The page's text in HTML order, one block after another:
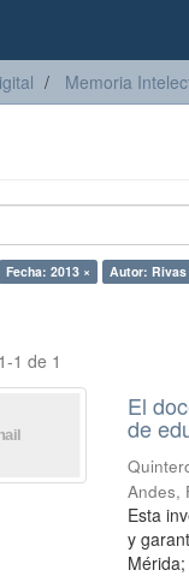
Memoria
Fecha: 2013 × Autor: Rivas
1 de 1
El
de
Andes,
Esta
y